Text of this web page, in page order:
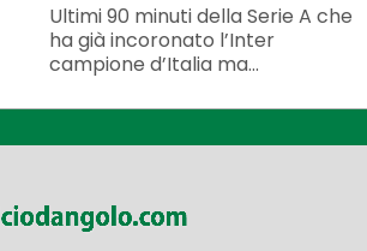
Ultimi 90 minuti della Serie A che
ha già incoronato l’Inter
campione d’Italia ma...